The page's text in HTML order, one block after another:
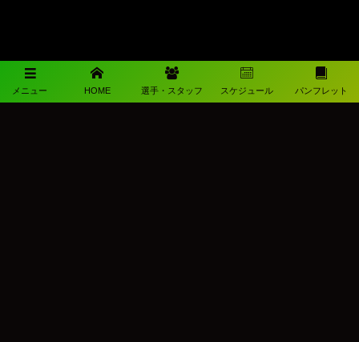
メニュー HOME 選手・スタッフ スケジュール パンフレット